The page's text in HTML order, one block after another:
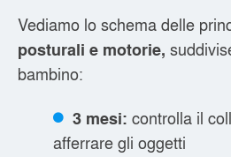
Vediamo lo schema delle
posturali e motorie,
bambino:
3 mesi: controlla il
afferrare gli oggetti